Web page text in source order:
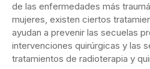
de las enfermedades más
mujeres, existen ciertos
ayudan a prevenir las secuelas
intervenciones quirúrgicas y las
tratamientos de radioterapia y